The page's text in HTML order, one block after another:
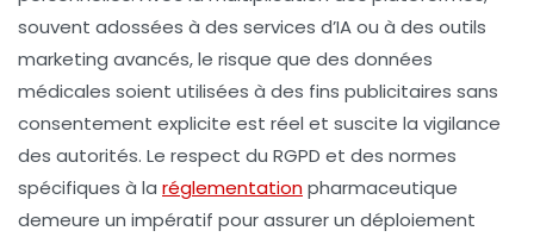
souvent adossées à des services d’IA ou à des outils
marketing avancés, le risque que des données
médicales soient utilisées à des fins publicitaires sans
consentement explicite est réel et suscite la vigilance
des autorités. Le respect du RGPD et des normes
spécifiques à la réglementationpharmaceutique
demeure un impératif pour assurer un déploiement